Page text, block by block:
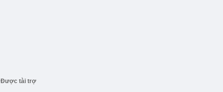
Được tài trợ